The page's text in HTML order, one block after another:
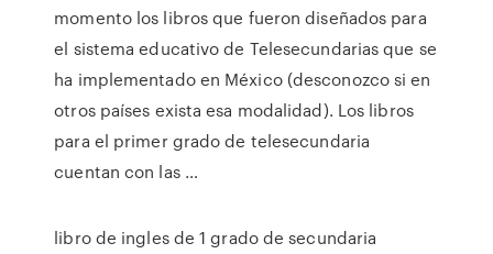
momento los libros que fueron diseñados para
el sistema educativo de Telesecundarias que se
ha implementado en México (desconozco si en
otros países exista esa modalidad). Los libros
para el primer grado de telesecundaria
cuentan con las …
libro de ingles de 1 grado de secundaria